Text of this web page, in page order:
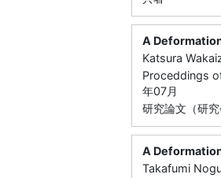
A
Katsura
Proceddings
年07月
研究論文（研
A
Takafumi